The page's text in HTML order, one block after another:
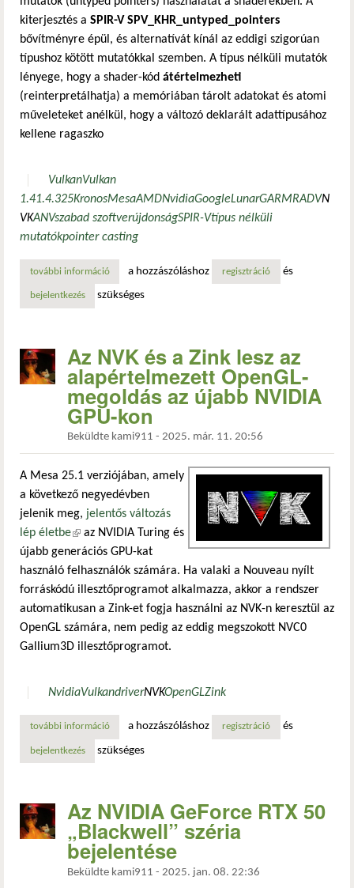
kiterjesztés a SPIR-V SPV_KHR_untyped_pointers
bővítményre épül, és alternatívát kínál az eddigi szigorúan
típushoz kötött mutatókkal szemben. A típus nélküli mutatók
lényege, hogy a shader-kód átértelmezheti
(reinterpretálhatja) a memóriában tárolt adatokat és atomi
műveleteket anélkül, hogy a változó deklarált adattípusához
kellene ragaszko
VulkanVulkan
1.41.4.325KronosMesaAMDNvidiaGoogleLunarGARMRADVN
VKANVszabad szoftverújdonságSPIR-Vtípus nélküli
mutatókpointer casting
további információvulkan 1.4.325 – új kiterjesztés: típus nélküli mutatók a
a hozzászóláshoz regisztráció és
bejelentkezés szükséges
Az NVK és a Zink lesz az
alapértelmezett OpenGL-
megoldás az újabb NVIDIA
GPU-kon
Beküldte kami911 - 2025. már. 11. 20:56
A Mesa 25.1 verziójában, amely
a következő negyedévben
jelenik meg, jelentős változás
lép életbe(külső hivatkozás)
az NVIDIA Turing és
újabb generációs GPU-kat
használó felhasználók számára. Ha valaki a Nouveau nyílt
forráskódú illesztőprogramot alkalmazza, akkor a rendszer
automatikusan a Zink-et fogja használni az NVK-n keresztül az
OpenGL számára, nem pedig az eddig megszokott NVC0
Gallium3D illesztőprogramot.
NvidiaVulkandriverNVKOpenGLZink
további információaz nvk és a zink lesz az alapértelmezett opengl-megoldás
a hozzászóláshoz regisztráció és
bejelentkezés szükséges
Az NVIDIA GeForce RTX 50
„Blackwell” széria
bejelentése
Beküldte kami911 - 2025. jan. 08. 22:36